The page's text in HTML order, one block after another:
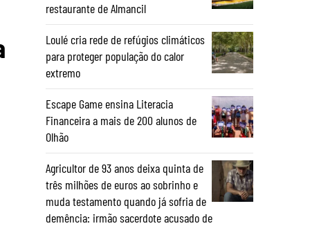
restaurante de Almancil
Loulé cria rede de refúgios climáticos
para proteger população do calor
extremo
Escape Game ensina Literacia
Financeira a mais de 200 alunos de
Olhão
Agricultor de 93 anos deixa quinta de
três milhões de euros ao sobrinho e
muda testamento quando já sofria de
demência: irmão sacerdote acusado de